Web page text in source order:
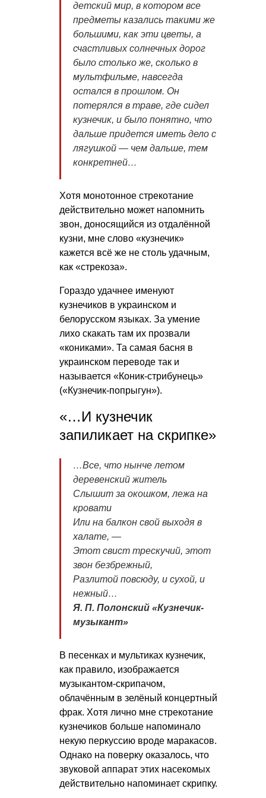
детский мир, в котором все
предметы казались такими же
большими, как эти цветы, а
счастливых солнечных дорог
было столько же, сколько в
мультфильме, навсегда
остался в прошлом. Он
потерялся в траве, где сидел
кузнечик, и было понятно, что
дальше придется иметь дело с
лягушкой — чем дальше, тем
конкретней…
Хотя монотонное стрекотание
действительно может напомнить
звон, доносящийся из отдалённой
кузни, мне слово «кузнечик»
кажется всё же не столь удачным,
как «стрекоза».
Гораздо удачнее именуют
кузнечиков в украинском и
белорусском языках. За умение
лихо скакать там их прозвали
«кониками». Та самая басня в
украинском переводе так и
называется «Коник-стрибунець»
(«Кузнечик-попрыгун»).
«…И кузнечик
запиликает на скрипке»
…Все, что нынче летом
деревенский житель
Слышит за окошком, лежа на
кровати
Или на балкон свой выходя в
халате, —
Этот свист трескучий, этот
звон безбрежный,
Разлитой повсюду, и сухой, и
нежный…
Я. П. Полонский «Кузнечик-
музыкант»
В песенках и мультиках кузнечик,
как правило, изображается
музыкантом-скрипачом,
облачённым в зелёный концертный
фрак. Хотя лично мне стрекотание
кузнечиков больше напоминало
некую перкуссию вроде маракасов.
Однако на поверку оказалось, что
звуковой аппарат этих насекомых
действительно напоминает скрипку.